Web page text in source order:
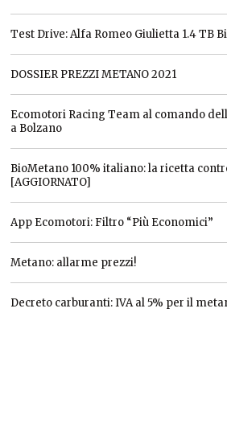
Test Drive: Alfa Romeo Giulietta 1.4 TB
DOSSIER PREZZI METANO 2021
Ecomotori Racing Team al comando
a Bolzano
BioMetano 100% italiano: la ricetta
[AGGIORNATO]
App Ecomotori: Filtro “Più Economici”
Metano: allarme prezzi!
Decreto carburanti: IVA al 5% per il